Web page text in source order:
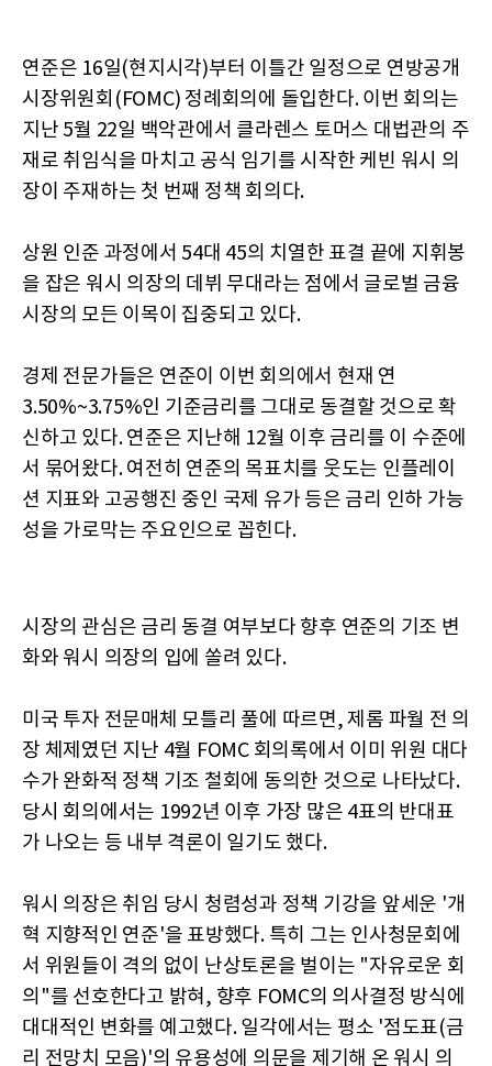
연준은 16일(현지시각)부터 이틀간 일정으로 연방공개
시장위원회(FOMC) 정례회의에 돌입한다. 이번 회의는
지난 5월 22일 백악관에서 클라렌스 토머스 대법관의 주
재로 취임식을 마치고 공식 임기를 시작한 케빈 워시 의
장이 주재하는 첫 번째 정책 회의다.
상원 인준 과정에서 54대 45의 치열한 표결 끝에 지휘봉
을 잡은 워시 의장의 데뷔 무대라는 점에서 글로벌 금융
시장의 모든 이목이 집중되고 있다.
경제 전문가들은 연준이 이번 회의에서 현재 연
3.50%~3.75%인 기준금리를 그대로 동결할 것으로 확
신하고 있다. 연준은 지난해 12월 이후 금리를 이 수준에
서 묶어왔다. 여전히 연준의 목표치를 웃도는 인플레이
션 지표와 고공행진 중인 국제 유가 등은 금리 인하 가능
성을 가로막는 주요인으로 꼽힌다.
시장의 관심은 금리 동결 여부보다 향후 연준의 기조 변
화와 워시 의장의 입에 쏠려 있다.
미국 투자 전문매체 모틀리 풀에 따르면, 제롬 파월 전 의
장 체제였던 지난 4월 FOMC 회의록에서 이미 위원 대다
수가 완화적 정책 기조 철회에 동의한 것으로 나타났다.
당시 회의에서는 1992년 이후 가장 많은 4표의 반대표
가 나오는 등 내부 격론이 일기도 했다.
워시 의장은 취임 당시 청렴성과 정책 기강을 앞세운 '개
혁 지향적인 연준'을 표방했다. 특히 그는 인사청문회에
서 위원들이 격의 없이 난상토론을 벌이는 "자유로운 회
의"를 선호한다고 밝혀, 향후 FOMC의 의사결정 방식에
대대적인 변화를 예고했다. 일각에서는 평소 '점도표(금
리 전망치 모음)'의 유용성에 의문을 제기해 온 워시 의